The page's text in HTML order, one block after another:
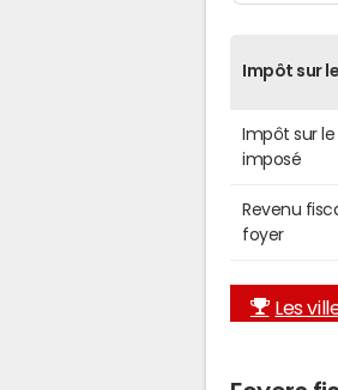
Impôt sur
Impôt sur
imposé
Revenu
foyer
Les